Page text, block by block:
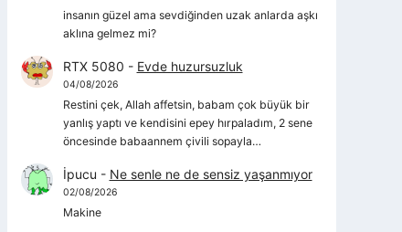
insanın güzel ama sevdiğinden uzak anlarda aşkı
aklına gelmez mi?
RTX 5080 - Evde huzursuzluk
04/08/2026
Restini çek, Allah affetsin, babam çok büyük bir
yanlış yaptı ve kendisini epey hırpaladım, 2 sene
öncesinde babaannem çivili sopayla…
İpucu - Ne senle ne de sensiz yaşanmıyor
02/08/2026
Makine